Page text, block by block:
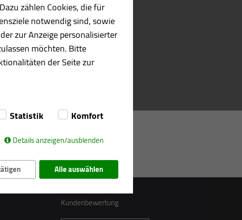
Kundenbewertung
zählen Cookies, die für
notwendig sind, sowie
zur Anzeige personalisierter
möchten. Bitte
der Seite zur
Statistik Komfort
Details anzeigen/ausblenden
Alle auswählen